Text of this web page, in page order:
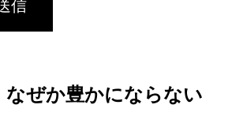
なぜか豊かにならない